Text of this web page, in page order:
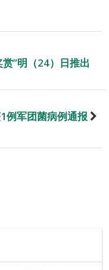
”明（24）日推出
例军团菌病例通报